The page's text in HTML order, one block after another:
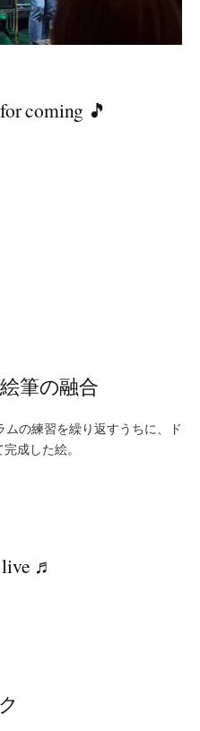
coming 🎵
筆の融合
の練習を繰り返すうちに、ド
成した絵。
♬